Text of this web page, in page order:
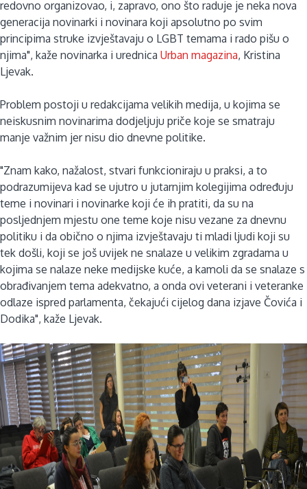
redovno organizovao, i, zapravo, ono što raduje je neka nova
generacija novinarki i novinara koji apsolutno po svim
principima struke izvještavaju o LGBT temama i rado pišu o
njima", kaže novinarka i urednica Urban magazina, Kristina
Ljevak.
Problem postoji u redakcijama velikih medija, u kojima se
neiskusnim novinarima dodjeljuju priče koje se smatraju
manje važnim jer nisu dio dnevne politike.
"Znam kako, nažalost, stvari funkcioniraju u praksi, a to
podrazumijeva kad se ujutro u jutarnjim kolegijima određuju
teme i novinari i novinarke koji će ih pratiti, da su na
posljednjem mjestu one teme koje nisu vezane za dnevnu
politiku i da obično o njima izvještavaju ti mladi ljudi koji su
tek došli, koji se još uvijek ne snalaze u velikim zgradama u
kojima se nalaze neke medijske kuće, a kamoli da se snalaze s
obrađivanjem tema adekvatno, a onda ovi veterani i veteranke
odlaze ispred parlamenta, čekajući cijelog dana izjave Čovića i
Dodika", kaže Ljevak.